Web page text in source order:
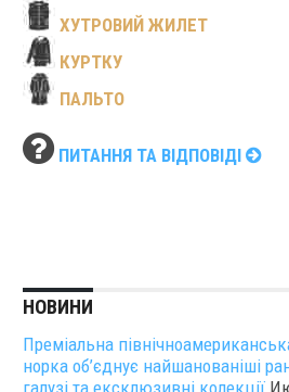
ХУТРОВИЙ ЖИЛЕТ
КУРТКУ
ПАЛЬТО
ПИТАННЯ ТА ВІДПОВІДІ
НОВИНИ
Преміальна
норка об’єднує найшанованіші
галузі та ексклюзивні колекції